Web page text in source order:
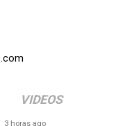
VIDEOS
3 horas ago